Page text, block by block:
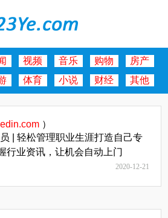
视频 音乐 购物
房产
体育 小说 财经 其他
）
| 轻松管理职业生涯打造自己专
行业资讯，让机会自动上门
2020-12-21